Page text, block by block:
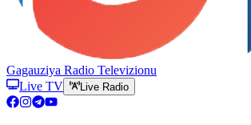
Gagauziya Radio Televizionu
Live TV
Live Radio